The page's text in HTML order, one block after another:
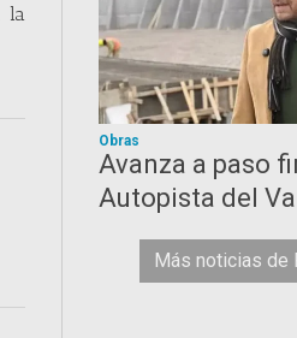
la
Obras
Avanza a paso
Autopista del
Más noticias de